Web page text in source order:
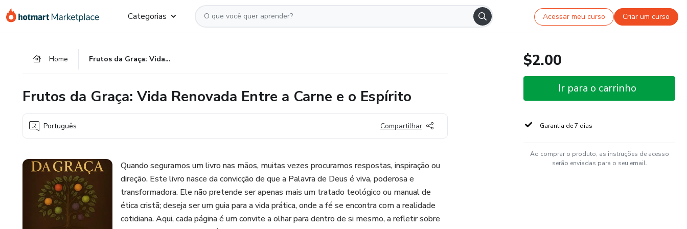
para
para
para
Categorias Acessar meu curso Criar um curso
Home Frutos da Graça: Vida Renovada Entre a Carne e o Espírito
Frutos da Graça: Vida Renovada Entre a Carne e o Espírito
Português Compartilhar
Quando seguramos um livro nas mãos, muitas vezes procuramos respostas, inspiração ou
direção. Este livro nasce da convicção de que a Palavra de Deus é viva, poderosa e
transformadora. Ele não pretende ser apenas mais um tratado teológico ou manual de
ética cristã; deseja ser um guia para a vida prática, onde a fé se encontra com a realidade
cotidiana. Aqui, cada página é um convite a olhar para dentro de si mesmo, a refletir sobre
$2.00
Ir para o carrinho
Garantia de 7 dias
Ao comprar o produto, as instruções de acesso
serão enviadas para o seu email.